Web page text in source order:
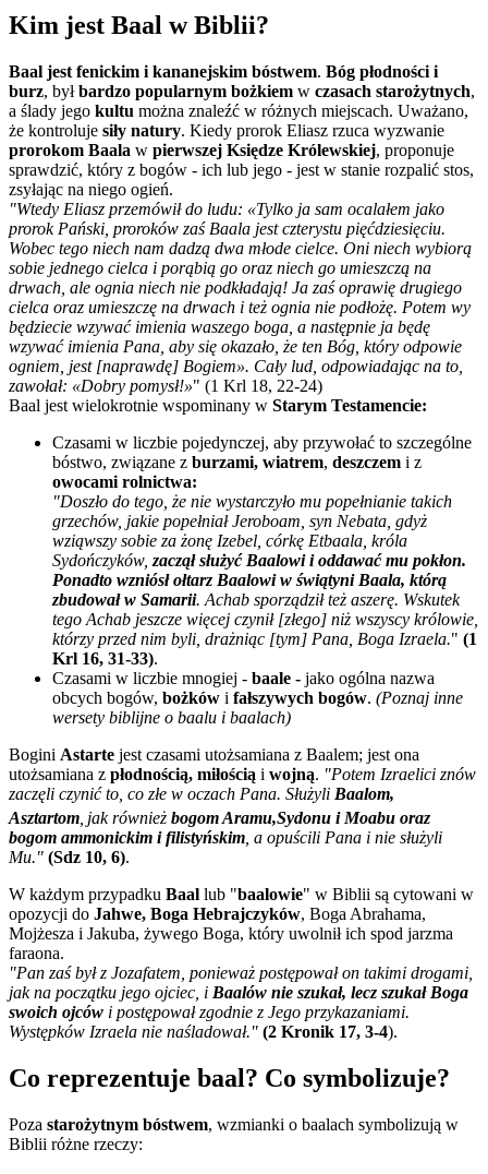
Kim jest Baal w Biblii?
Baal jest fenickim i kananejskim bóstwem. Bóg płodności i
burz, byłbardzo popularnym bożkiem w czasach starożytnych,
a ślady jego kultu można znaleźć w różnych miejscach. Uważano,
że kontroluje siły natury. Kiedy prorok Eliasz rzuca wyzwanie
prorokom Baala w pierwszej Księdze Królewskiej, proponuje
sprawdzić, który z bogów - ich lub jego - jest w stanie rozpalić stos,
zsyłając na niego ogień.
"Wtedy Eliasz przemówił do ludu: «Tylko ja sam ocalałem jako
prorok Pański, proroków zaś Baala jest czterystu pięćdziesięciu.
Wobec tego niech nam dadzą dwa młode cielce. Oni niech wybiorą
sobie jednego cielca i porąbią go oraz niech go umieszczą na
drwach, ale ognia niech nie podkładają! Ja zaś oprawię drugiego
cielca oraz umieszczę na drwach i też ognia nie podłożę. Potem wy
będziecie wzywać imienia waszego boga, a następnie ja będę
wzywać imienia Pana, aby się okazało, że ten Bóg, który odpowie
ogniem, jest [naprawdę] Bogiem». Cały lud, odpowiadając na to,
zawołał: «Dobry pomysł!»" (1 Krl 18, 22-24)
Baal jest wielokrotnie wspominany w Starym Testamencie:
Czasami w liczbie pojedynczej, aby przywołać to szczególne
bóstwo, związane z burzami, wiatrem, deszczem i z
owocami rolnictwa:
"Doszło do tego, że nie wystarczyło mu popełnianie takich
grzechów, jakie popełniał Jeroboam, syn Nebata, gdyż
wziąwszy sobie za żonę Izebel, córkę Etbaala, króla
Sydończyków, zaczął służyć Baalowi i oddawać mu pokłon.
Ponadto wzniósł ołtarz Baalowi w świątyni Baala, którą
zbudował w Samarii. Achab sporządził też aszerę. Wskutek
tego Achab jeszcze więcej czynił [złego] niż wszyscy królowie,
którzy przed nim byli, drażniąc [tym] Pana, Boga Izraela." (1
Krl 16, 31-33).
Czasami w liczbie mnogiej - baale - jako ogólna nazwa
obcych bogów, bożków i fałszywych bogów. (Poznaj inne
wersety biblijne o baalu i baalach)
Bogini Astarte jest czasami utożsamiana z Baalem; jest ona
utożsamiana z płodnością, miłością i wojną. "Potem Izraelici znów
zaczęli czynić to, co złe w oczach Pana. Służyli Baalom,
Asztartom jak również bogom Aramu,Sydonu i Moabu oraz
bogom ammonickim i filistyńskim , a opuścili Pana i nie służyli
Mu." (Sdz 10, 6).
W każdym przypadku Baal lub "baalowie" w Biblii są cytowani w
opozycji do Jahwe, Boga Hebrajczyków, Boga Abrahama,
Mojżesza i Jakuba, żywego Boga, który uwolnił ich spod jarzma
faraona.
"Pan zaś był z Jozafatem, ponieważ postępował on takimi drogami,
jak na początku jego ojciec, i Baalów nie szukał, lecz szukał Boga
swoich ojców i postępował zgodnie z Jego przykazaniami.
Występków Izraela nie naśladował." (2 Kronik 17, 3-4).
Co reprezentuje baal? Co symbolizuje?
Poza starożytnym bóstwem, wzmianki o baalach symbolizują w
Biblii różne rzeczy: